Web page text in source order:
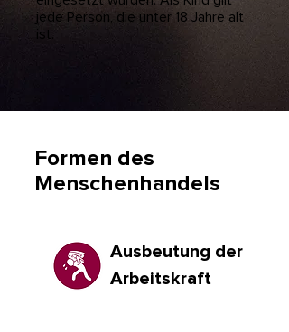
jede Person, die unter 18 Jahre alt
ist.
Formen des
Menschenhandels
Ausbeutung der
Arbeitskraft